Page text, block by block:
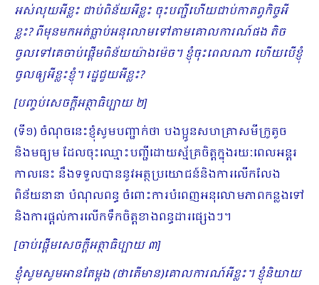
អស់លុយអីខ្លះ ជាប់ពិន័យអីខ្លះ ចុះបញ្ជីហើយជាប់កាតព្វកិច្ចអី
ខ្លះ? ពីមុនមកអត់ធ្លាប់អនុលោមទៅតាមគោលការណ៍ផង តិច
ចូលទៅគេចាប់ផ្តើមពិន័យយ៉ាងម៉េច។ ខ្ញុំចុះពេលណា ហើយបើខ្ញុំ
ចូលឲ្យអីខ្លះខ្ញុំ។ រដ្ឋជួយអីខ្លះ?
[បញ្ចប់សេចក្ដីអត្ថាធិប្បាយ ២]
(ទី១) ចំណុចនេះខ្ញុំសូមបញ្ជាក់ថា បងប្អូនសហគ្រាសមីក្រូតូច
និងមធ្យម ដែលចុះឈ្មោះបញ្ជីដោយស្ម័គ្រចិត្តក្នុងរយៈពេលអន្តរ
កាលនេះ នឹងទទួលបាននូវអត្ថប្រយោជន៍និងការលើកលែង
ពិន័យនានា បំណុលពន្ធ ចំពោះការបំពេញអនុលោមភាពកន្លងទៅ
និងការផ្តល់ការលើកទឹកចិត្តខាងពន្ធដារផ្សេងៗ។
[ចាប់ផ្ដើមសេចក្ដីអត្ថាធិប្បាយ ៣]
ខ្ញុំសូមសូមអានតែម្តង (ថាតើមាន)គោលការណ៍អីខ្លះ។ ខ្ញុំនិយាយ